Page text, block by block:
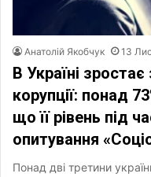
Анатолій Якобчук 13
В Україні
корупції: понад
що її рівень під
опитування
Понад дві третини